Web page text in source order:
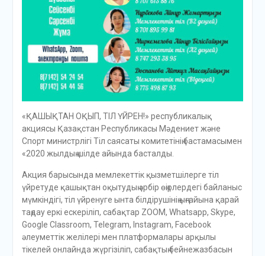
«ҚАШЫҚТАН ОҚЫП, ТІЛ ҮЙРЕН!» республикалық
акциясы Қазақстан Республикасы Мәдениет және
Спорт министрлігі Тіл саясаты комитетінің бастамасымен
«2020 жылдың шілде айында басталды.
Акция барысында мемлекеттік қызметшілерге тіл
үйретуде қашықтан оқытудың әрбір өңірлердегі байланыс
мүмкіндігі, тіл үйренуге ынта білдірушінің ыңғайына қарай
таңдау еркі ескеріліп, сабақтар ZOOM, Whatsapp, Skype,
Google Classroom, Telegram, Instagram, Facebook
әлеуметтік желілері мен платформалары арқылы
тікелей онлайнда жүргізіліп, сабақтың бейнежазбасын